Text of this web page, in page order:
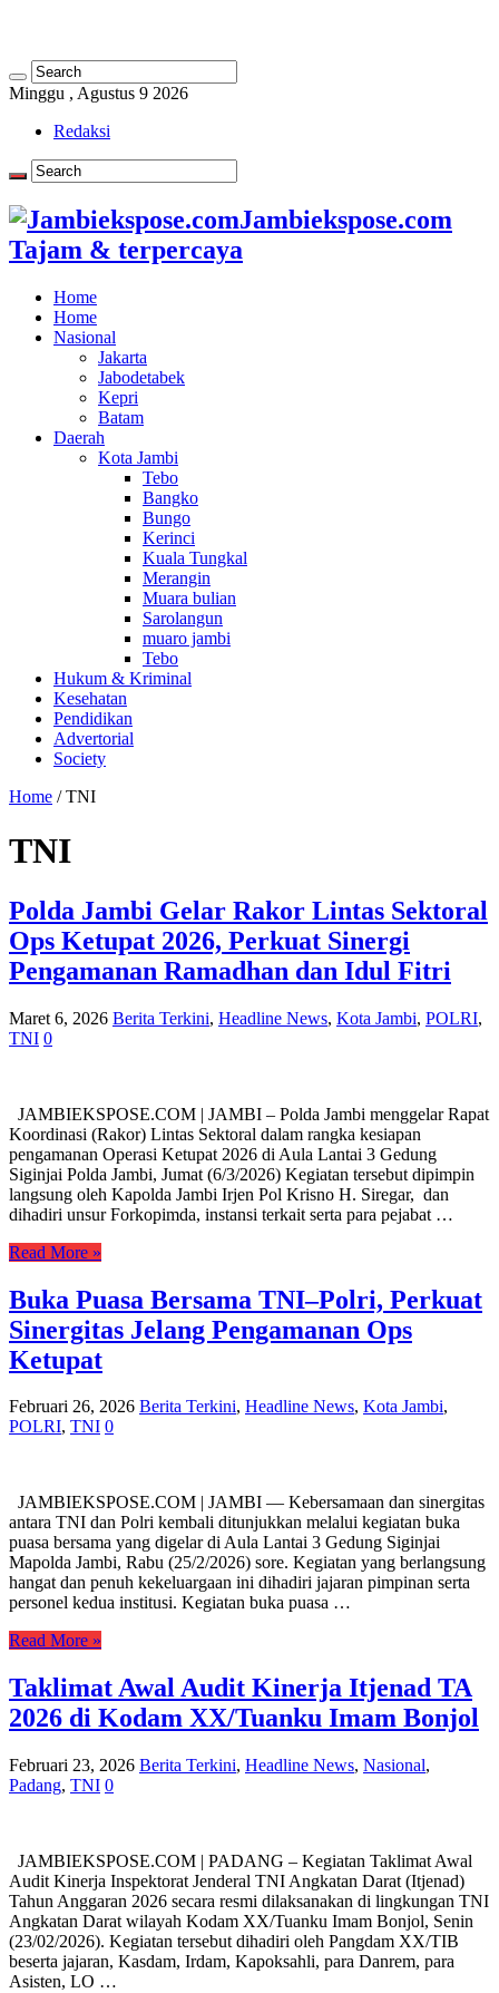
Minggu , Agustus 9 2026
Redaksi
Jambiekspose.com
Tajam & terpercaya
Home
Home
Nasional
Jakarta
Jabodetabek
Kepri
Batam
Daerah
Kota Jambi
Tebo
Bangko
Bungo
Kerinci
Kuala Tungkal
Merangin
Muara bulian
Sarolangun
muaro jambi
Tebo
Hukum & Kriminal
Kesehatan
Pendidikan
Advertorial
Society
Home / TNI
TNI
Polda Jambi Gelar Rakor Lintas Sektoral
Ops Ketupat 2026, Perkuat Sinergi
Pengamanan Ramadhan dan Idul Fitri
Maret 6, 2026 Berita Terkini, Headline News, Kota Jambi, POLRI,
TNI 0
JAMBIEKSPOSE.COM | JAMBI – Polda Jambi menggelar Rapat
Koordinasi (Rakor) Lintas Sektoral dalam rangka kesiapan
pengamanan Operasi Ketupat 2026 di Aula Lantai 3 Gedung
Siginjai Polda Jambi, Jumat (6/3/2026) Kegiatan tersebut dipimpin
langsung oleh Kapolda Jambi Irjen Pol Krisno H. Siregar, dan
dihadiri unsur Forkopimda, instansi terkait serta para pejabat …
Read More »
Buka Puasa Bersama TNI–Polri, Perkuat
Sinergitas Jelang Pengamanan Ops
Ketupat
Februari 26, 2026 Berita Terkini, Headline News, Kota Jambi,
POLRI, TNI 0
JAMBIEKSPOSE.COM | JAMBI — Kebersamaan dan sinergitas
antara TNI dan Polri kembali ditunjukkan melalui kegiatan buka
puasa bersama yang digelar di Aula Lantai 3 Gedung Siginjai
Mapolda Jambi, Rabu (25/2/2026) sore. Kegiatan yang berlangsung
hangat dan penuh kekeluargaan ini dihadiri jajaran pimpinan serta
personel kedua institusi. Kegiatan buka puasa …
Read More »
Taklimat Awal Audit Kinerja Itjenad TA
2026 di Kodam XX/Tuanku Imam Bonjol
Februari 23, 2026 Berita Terkini, Headline News, Nasional,
Padang, TNI 0
JAMBIEKSPOSE.COM | PADANG – Kegiatan Taklimat Awal
Audit Kinerja Inspektorat Jenderal TNI Angkatan Darat (Itjenad)
Tahun Anggaran 2026 secara resmi dilaksanakan di lingkungan TNI
Angkatan Darat wilayah Kodam XX/Tuanku Imam Bonjol, Senin
(23/02/2026). Kegiatan tersebut dihadiri oleh Pangdam XX/TIB
beserta jajaran, Kasdam, Irdam, Kapoksahli, para Danrem, para
Asisten, LO …